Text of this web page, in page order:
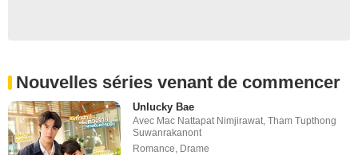
Nouvelles séries venant de commencer
Unlucky Bae
Avec Mac Nattapat Nimjirawat,Tham Tupthong
Suwanrakanont
Romance, Drame